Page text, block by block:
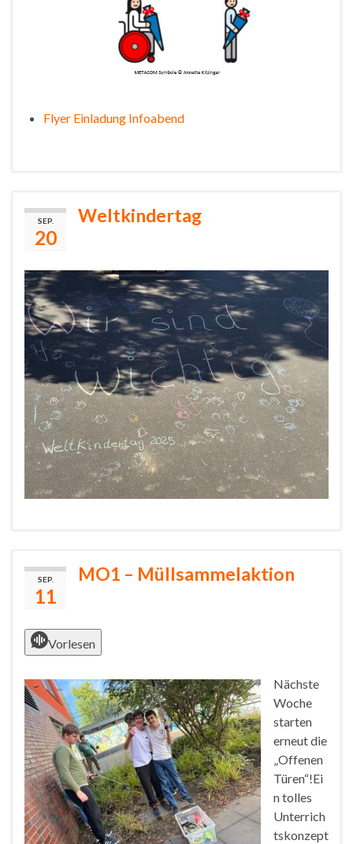
Flyer Einladung Infoabend
SEP.
20
Weltkindertag
SEP.
11
MO1 – Müllsammelaktion
Vorlesen
Nächste
Woche
starten
erneut die
„Offenen
Türen“!Ei
n tolles
Unterrich
tskonzept